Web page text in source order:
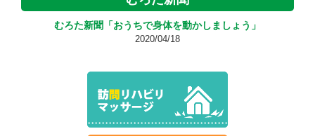
むろた新聞「おうちで身体を動かしましょう」
2020/04/18